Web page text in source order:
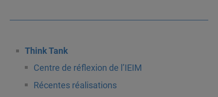
Think Tank
Centre de réflexion de l’IEIM
Récentes réalisations